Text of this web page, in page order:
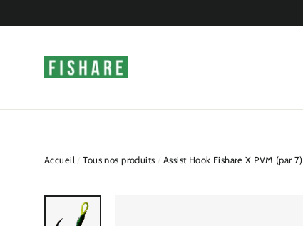
au
Accueil / Tous nos produits / Assist Hook Fishare X PVM (par 7)